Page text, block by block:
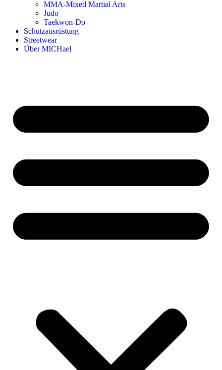
MMA-Mixed Martial Arts
Judo
Taekwon-Do
Schutzausrüstung
Streetwear
Über MICHael